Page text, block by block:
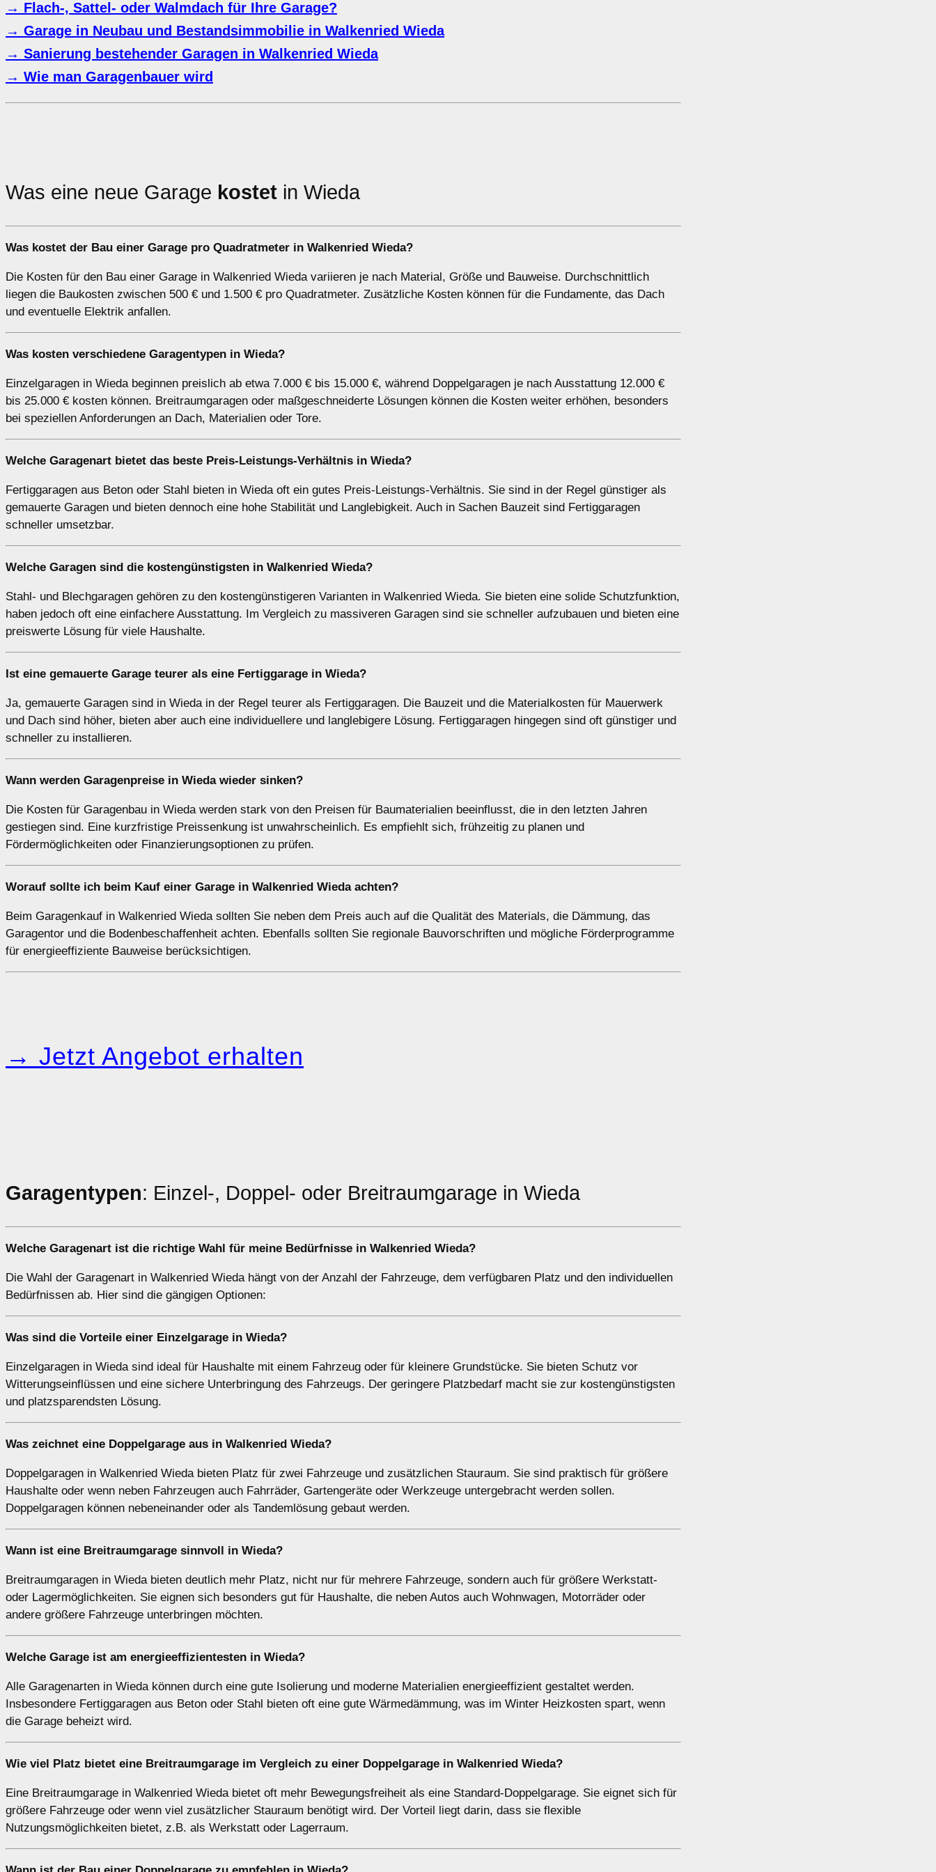
→ Flach-, Sattel- oder Walmdach für Ihre Garage?
→ Garage in Neubau und Bestandsimmobilie in Walkenried Wieda
→ Sanierung bestehender Garagen in Walkenried Wieda
→ Wie man Garagenbauer wird
Was eine neue Garage kostet in Wieda
Was kostet der Bau einer Garage pro Quadratmeter in Walkenried Wieda?
Die Kosten für den Bau einer Garage in Walkenried Wieda variieren je nach Material, Größe und Bauweise. Durchschnittlich
liegen die Baukosten zwischen 500 € und 1.500 € pro Quadratmeter. Zusätzliche Kosten können für die Fundamente, das Dach
und eventuelle Elektrik anfallen.
Was kosten verschiedene Garagentypen in Wieda?
Einzelgaragen in Wieda beginnen preislich ab etwa 7.000 € bis 15.000 €, während Doppelgaragen je nach Ausstattung 12.000 €
bis 25.000 € kosten können. Breitraumgaragen oder maßgeschneiderte Lösungen können die Kosten weiter erhöhen, besonders
bei speziellen Anforderungen an Dach, Materialien oder Tore.
Welche Garagenart bietet das beste Preis-Leistungs-Verhältnis in Wieda?
Fertiggaragen aus Beton oder Stahl bieten in Wieda oft ein gutes Preis-Leistungs-Verhältnis. Sie sind in der Regel günstiger als
gemauerte Garagen und bieten dennoch eine hohe Stabilität und Langlebigkeit. Auch in Sachen Bauzeit sind Fertiggaragen
schneller umsetzbar.
Welche Garagen sind die kostengünstigsten in Walkenried Wieda?
Stahl- und Blechgaragen gehören zu den kostengünstigeren Varianten in Walkenried Wieda. Sie bieten eine solide Schutzfunktion,
haben jedoch oft eine einfachere Ausstattung. Im Vergleich zu massiveren Garagen sind sie schneller aufzubauen und bieten eine
preiswerte Lösung für viele Haushalte.
Ist eine gemauerte Garage teurer als eine Fertiggarage in Wieda?
Ja, gemauerte Garagen sind in Wieda in der Regel teurer als Fertiggaragen. Die Bauzeit und die Materialkosten für Mauerwerk
und Dach sind höher, bieten aber auch eine individuellere und langlebigere Lösung. Fertiggaragen hingegen sind oft günstiger und
schneller zu installieren.
Wann werden Garagenpreise in Wieda wieder sinken?
Die Kosten für Garagenbau in Wieda werden stark von den Preisen für Baumaterialien beeinflusst, die in den letzten Jahren
gestiegen sind. Eine kurzfristige Preissenkung ist unwahrscheinlich. Es empfiehlt sich, frühzeitig zu planen und
Fördermöglichkeiten oder Finanzierungsoptionen zu prüfen.
Worauf sollte ich beim Kauf einer Garage in Walkenried Wieda achten?
Beim Garagenkauf in Walkenried Wieda sollten Sie neben dem Preis auch auf die Qualität des Materials, die Dämmung, das
Garagentor und die Bodenbeschaffenheit achten. Ebenfalls sollten Sie regionale Bauvorschriften und mögliche Förderprogramme
für energieeffiziente Bauweise berücksichtigen.
→ Jetzt Angebot erhalten
Garagentypen: Einzel-, Doppel- oder Breitraumgarage in Wieda
Welche Garagenart ist die richtige Wahl für meine Bedürfnisse in Walkenried Wieda?
Die Wahl der Garagenart in Walkenried Wieda hängt von der Anzahl der Fahrzeuge, dem verfügbaren Platz und den individuellen
Bedürfnissen ab. Hier sind die gängigen Optionen:
Was sind die Vorteile einer Einzelgarage in Wieda?
Einzelgaragen in Wieda sind ideal für Haushalte mit einem Fahrzeug oder für kleinere Grundstücke. Sie bieten Schutz vor
Witterungseinflüssen und eine sichere Unterbringung des Fahrzeugs. Der geringere Platzbedarf macht sie zur kostengünstigsten
und platzsparendsten Lösung.
Was zeichnet eine Doppelgarage aus in Walkenried Wieda?
Doppelgaragen in Walkenried Wieda bieten Platz für zwei Fahrzeuge und zusätzlichen Stauraum. Sie sind praktisch für größere
Haushalte oder wenn neben Fahrzeugen auch Fahrräder, Gartengeräte oder Werkzeuge untergebracht werden sollen.
Doppelgaragen können nebeneinander oder als Tandemlösung gebaut werden.
Wann ist eine Breitraumgarage sinnvoll in Wieda?
Breitraumgaragen in Wieda bieten deutlich mehr Platz, nicht nur für mehrere Fahrzeuge, sondern auch für größere Werkstatt-
oder Lagermöglichkeiten. Sie eignen sich besonders gut für Haushalte, die neben Autos auch Wohnwagen, Motorräder oder
andere größere Fahrzeuge unterbringen möchten.
Welche Garage ist am energieeffizientesten in Wieda?
Alle Garagenarten in Wieda können durch eine gute Isolierung und moderne Materialien energieeffizient gestaltet werden.
Insbesondere Fertiggaragen aus Beton oder Stahl bieten oft eine gute Wärmedämmung, was im Winter Heizkosten spart, wenn
die Garage beheizt wird.
Wie viel Platz bietet eine Breitraumgarage im Vergleich zu einer Doppelgarage in Walkenried Wieda?
Eine Breitraumgarage in Walkenried Wieda bietet oft mehr Bewegungsfreiheit als eine Standard-Doppelgarage. Sie eignet sich für
größere Fahrzeuge oder wenn viel zusätzlicher Stauraum benötigt wird. Der Vorteil liegt darin, dass sie flexible
Nutzungsmöglichkeiten bietet, z.B. als Werkstatt oder Lagerraum.